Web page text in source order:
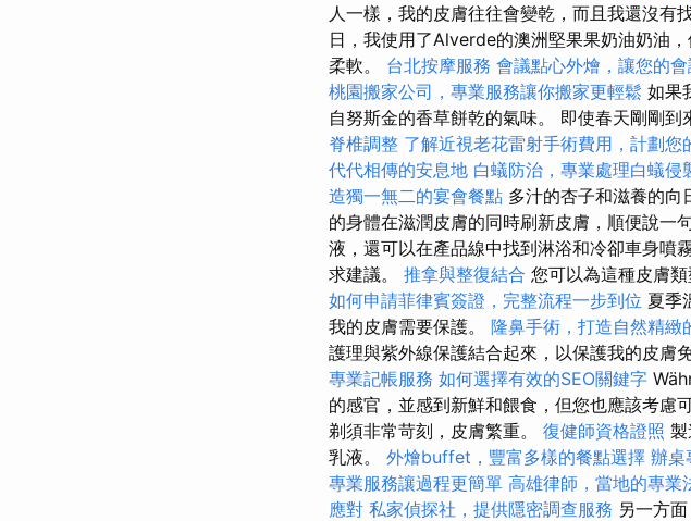
人一樣，我的皮膚往往會變乾，而且我還沒有
日，我使用了Alverde的澳洲堅果果奶油奶油
柔軟。 台北按摩服務 會議點心外燴，讓您的
桃園搬家公司，專業服務讓你搬家更輕鬆 如果
自努斯金的香草餅乾的氣味。 即使春天剛剛
脊椎調整 了解近視老花雷射手術費用，計劃您
代代相傳的安息地 白蟻防治，專業處理白蟻侵
造獨一無二的宴會餐點 多汁的杏子和滋養的向
的身體在滋潤皮膚的同時刷新皮膚，順便說一
液，還可以在產品線中找到淋浴和冷卻車身噴
求建議。 推拿與整復結合 您可以為這種皮膚
如何申請菲律賓簽證，完整流程一步到位 夏季
我的皮膚需要保護。 隆鼻手術，打造自然精緻
護理與紫外線保護結合起來，以保護我的皮膚
專業記帳服務 如何選擇有效的SEO關鍵字
的感官，並感到新鮮和餵食，但您也應該考慮
剃須非常苛刻，皮膚繁重。 復健師資格證照
乳液。 外燴buffet，豐富多樣的餐點選擇 辦桌
專業服務讓過程更簡單 高雄律師，當地的專業
應對 私家偵探社，提供隱密調查服務 另一方